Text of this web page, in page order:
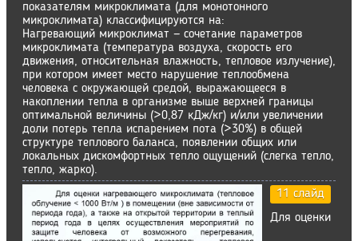
показателям микроклимата (для монотонного
микроклимата) классифицируются на:
Нагревающий микроклимат — сочетание параметров
микроклимата (температура воздуха, скорость его
движения, относительная влажность, тепловое излучение),
при котором имеет место нарушение теплообмена
человека с окружающей средой, выражающееся в
накоплении тепла в организме выше верхней границы
оптимальной величины (>0,87 кДж/кг) и/или увеличении
доли потерь тепла испарением пота (>30%) в общей
структуре теплового баланса, появлении общих или
локальных дискомфортных тепло ощущений (слегка тепло,
тепло, жарко).
11 слайд
Для оценки